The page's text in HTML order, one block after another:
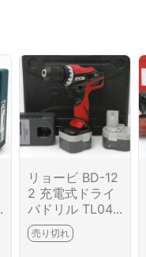
リョービ BD-12
2 充電式ドライ
バドリル TL04-
T1457-2I9
売り切れ